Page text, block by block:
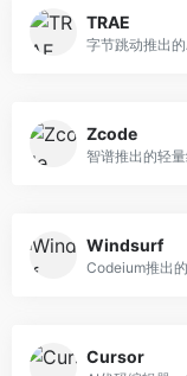
TRAE
Zcode
Windsurf
Cursor